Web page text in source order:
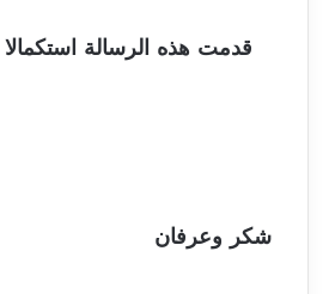
قدمت هذه الرسالة
شكر وعرفان